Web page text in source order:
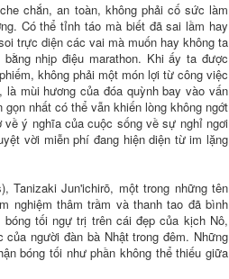
chắn, an toàn, không phải cố sức làm
Có thể tỉnh táo mà biết đã sai lầm hay
trực diện các vai mà muốn hay không ta
nhịp điệu marathon. Khi ấy ta được
không phải một món lợi từ công việc
mùi hương của đóa quỳnh bay vào vấn
nhất có thể vẫn khiến lòng không ngớt
ý nghĩa của cuộc sống về sự nghỉ ngơi
vời miễn phí đang hiện diện từ im lặng
Tanizaki Jun'ichirō, một trong những tên
nghiệm thâm trầm và thanh tao đã bình
tối ngự trị trên cái đẹp của kịch Nô,
người đàn bà Nhật trong đêm. Những
bóng tối như phần không thể thiếu giữa